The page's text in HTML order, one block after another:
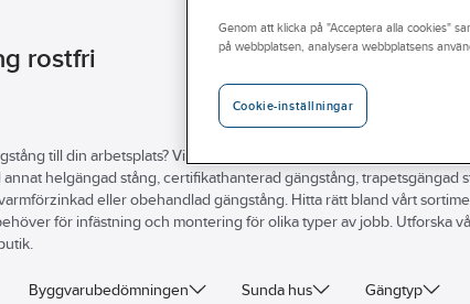
rostfri
till din arbetsplats? Vi på Ahlsell hjälper dig att hitta rätt
helgängad stång, certifikathanterad gängstång, trapetsgängad
eller obehandlad gängstång. Hitta rätt bland vårt
för infästning och montering för olika typer av jobb. Utforska
Byggvarubedömningen Sunda hus Gängtyp
Genom att klicka på "Acceptera alla cookies"
på webbplatsen, analysera webbplatsens
Cookie-inställningar